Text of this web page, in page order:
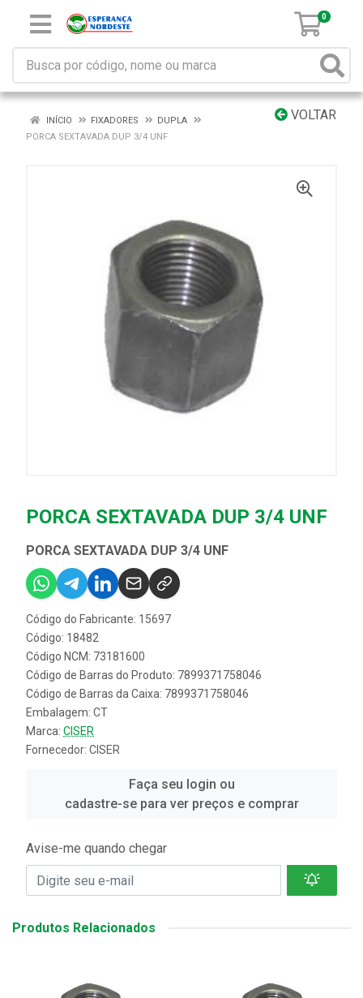
0
VOLTAR
INÍCIO FIXADORES
DUPLA
PORCA SEXTAVADA DUP 3/4 UNF
PORCA SEXTAVADA DUP 3/4 UNF
PORCA SEXTAVADA DUP 3/4 UNF
Código do Fabricante: 15697
Código: 18482
Código NCM: 73181600
Código de Barras do Produto: 7899371758046
Código de Barras da Caixa: 7899371758046
Embalagem: CT
Marca: CISER
Fornecedor: CISER
Faça seu login ou
cadastre-se para ver preços e comprar
Avise-me quando chegar
Produtos Relacionados